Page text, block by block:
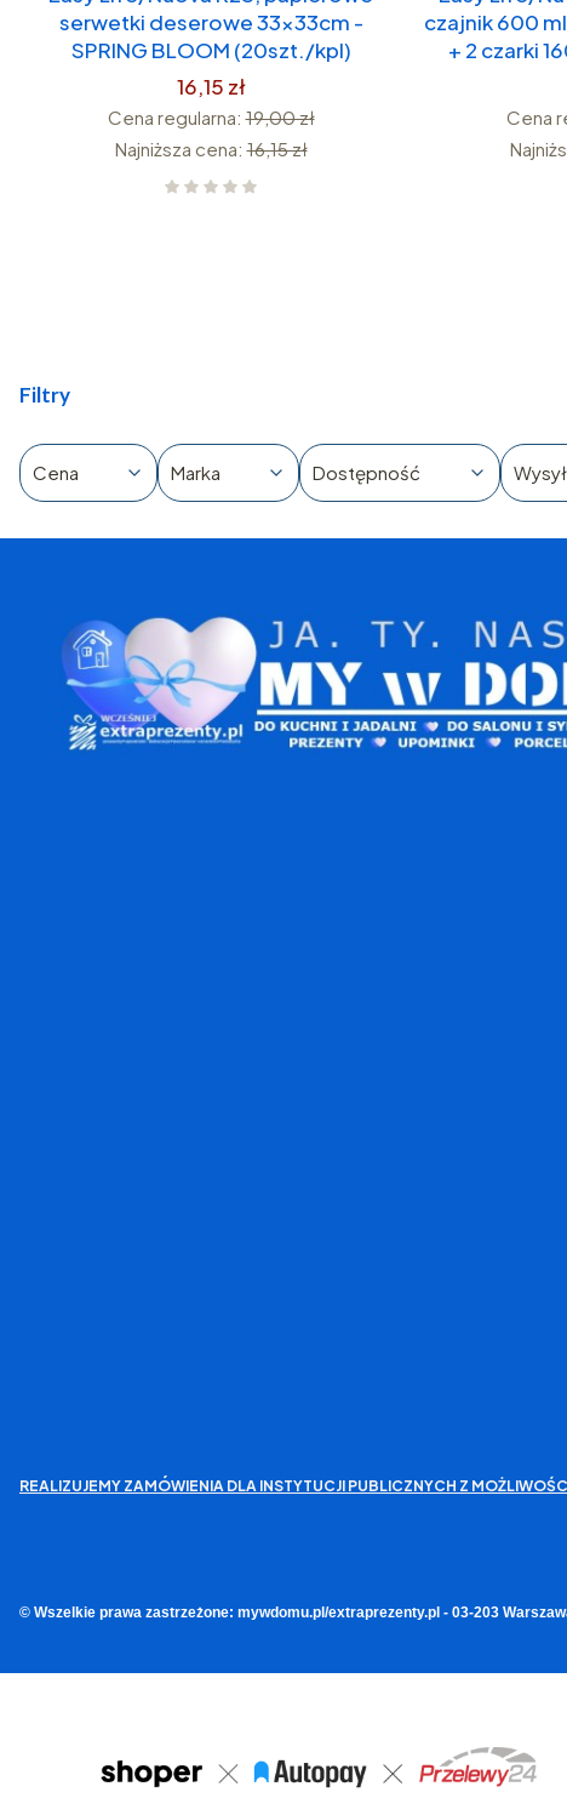
serwetki deserowe 33x33cm -
SPRING BLOOM (20szt./kpl)
16,15 zł
Cena regularna: 19,00 zł
Najniższa cena: 16,15 zł
czajnik 600
+ 2 czarki
Cena
Filtry
Cena Marka Dostępność
REALIZUJEMY ZAMÓWIENIA DLA INSTYTUCJI PUBLICZNYCH Z
© Wszelkie prawa zastrzeżone: mywdomu.pl/extraprezenty.pl - 03-203